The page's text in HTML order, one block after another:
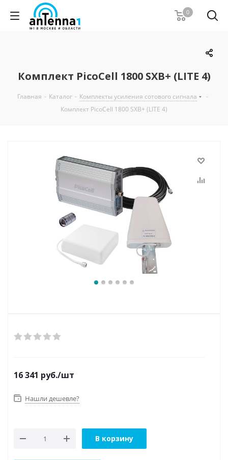
0
Комплект PicoCell 1800 SXB+ (LITE 4)
Главная - Каталог - Комплекты усиления сотового сигнала
-
Комплект PicoCell 1800 SXB+ (LITE 4)
16 341 руб./шт
Нашли дешевле?
В корзину